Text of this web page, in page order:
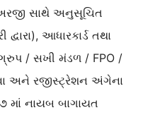
સાથે અનુસૂચિત
આધારકાર્ડ તથા
/ સખી મંડળ / FPO /
અને રજીસ્ટ્રેશન અંગેના
૭ માં નાયબ બાગાયત